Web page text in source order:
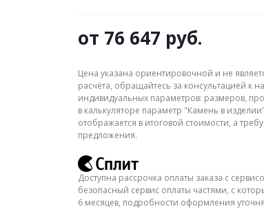
от 76 647 руб.
Цена указана ориентировочной и не
расчёта, обращайтесь за консультацией
индивидуальных параметров: размеров,
в калькуляторе параметр "Камень в
отображается в итоговой стоимости, а
предложения.
Доступна рассрочка оплаты заказа с
безопасный сервис оплаты частями, с
6 месяцев, подробности оформления